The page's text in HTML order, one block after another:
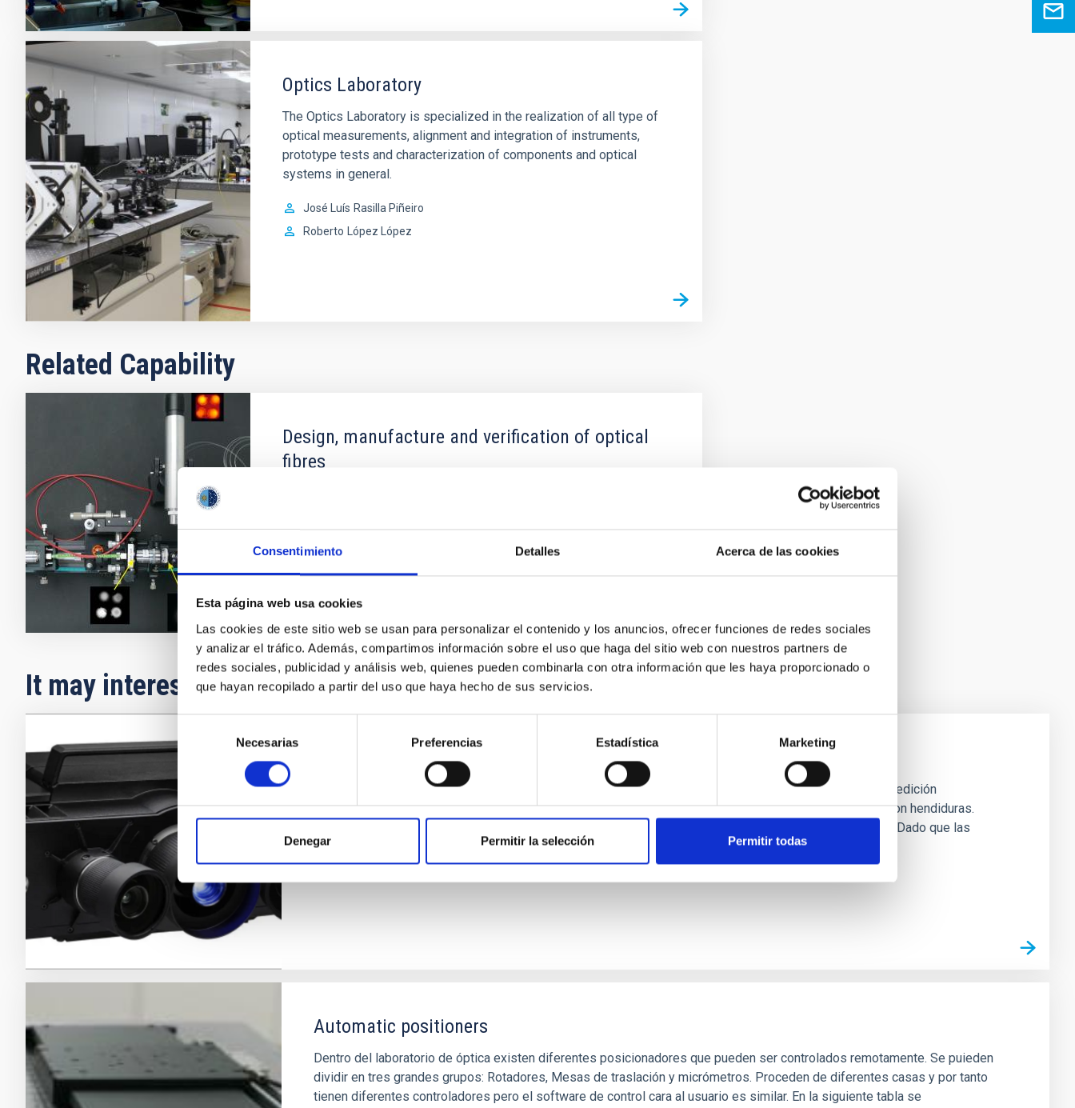
Consentimiento Detalles Acerca de las cookies
Esta página web usa cookies
Las cookies de este sitio web se usan para personalizar el contenido y los anuncios, ofrecer funciones de redes sociales
y analizar el tráfico. Además, compartimos información sobre el uso que haga del sitio web con nuestros partners de
redes sociales, publicidad y análisis web, quienes pueden combinarla con otra información que les haya proporcionado o
que hayan recopilado a partir del uso que haya hecho de sus servicios.
de
consentimiento
Necesarias Preferencias Estadística Marketing
Denegar Permitir la selección Permitir todas
Optics Laboratory
The Optics Laboratory is specialized in the realization of all type of
optical measurements, alignment and integration of instruments,
prototype tests and characterization of components and optical
systems in general.
José Luís Rasilla Piñeiro
Roberto
López López
Related Capability
Design, manufacture and verification of optical
fibres
verification of optical fibres and their applications.
It may interest you
El escáner 3D ATOS 5 es un digitador óptico de alta resolución que proporciona rápidamente datos de medición
tridimensionales precisos. Este sistema ofrece ventajas para medir superficies reflectantes y objetos con hendiduras.
Proyecta patrones de franjas precisos sobre la superficie del objeto y son capturados por dos cámaras. Dado que las
Automatic positioners
Dentro del laboratorio de óptica existen diferentes posicionadores que pueden ser controlados remotamente. Se puieden
dividir en tres grandes grupos: Rotadores, Mesas de traslación y micrómetros. Proceden de diferentes casas y por tanto
tienen diferentes controladores pero el software de control cara al usuario es similar. En la siguiente tabla se